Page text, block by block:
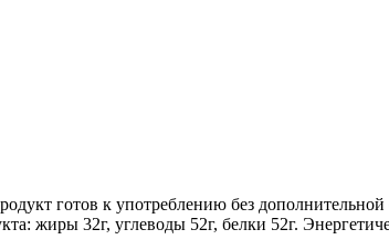
готов к употреблению без
жиры 32г, углеводы 52г, белки 52г.